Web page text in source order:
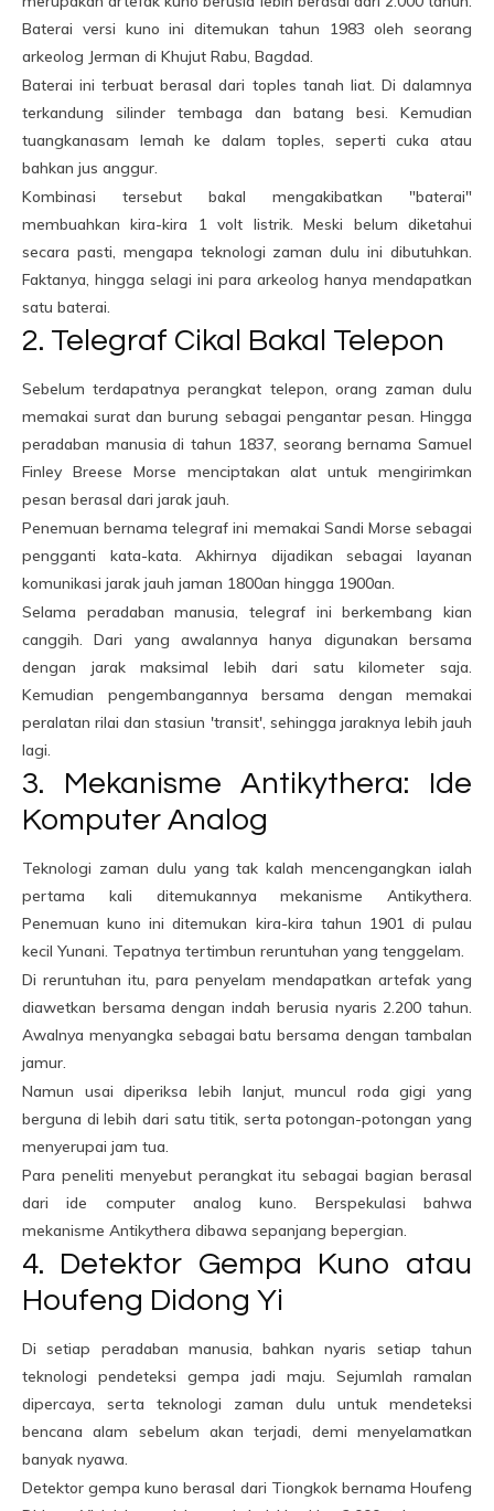
Baterai versi kuno ini ditemukan tahun 1983 oleh seorang
arkeolog Jerman di Khujut Rabu, Bagdad.
Baterai ini terbuat berasal dari toples tanah liat. Di dalamnya
terkandung silinder tembaga dan batang besi. Kemudian
tuangkanasam lemah ke dalam toples, seperti cuka atau
bahkan jus anggur.
Kombinasi tersebut bakal mengakibatkan "baterai"
membuahkan kira-kira 1 volt listrik. Meski belum diketahui
secara pasti, mengapa teknologi zaman dulu ini dibutuhkan.
Faktanya, hingga selagi ini para arkeolog hanya mendapatkan
satu baterai.
2. Telegraf Cikal Bakal Telepon
Sebelum terdapatnya perangkat telepon, orang zaman dulu
memakai surat dan burung sebagai pengantar pesan. Hingga
peradaban manusia di tahun 1837, seorang bernama Samuel
Finley Breese Morse menciptakan alat untuk mengirimkan
pesan berasal dari jarak jauh.
Penemuan bernama telegraf ini memakai Sandi Morse sebagai
pengganti kata-kata. Akhirnya dijadikan sebagai layanan
komunikasi jarak jauh jaman 1800an hingga 1900an.
Selama peradaban manusia, telegraf ini berkembang kian
canggih. Dari yang awalannya hanya digunakan bersama
dengan jarak maksimal lebih dari satu kilometer saja.
Kemudian pengembangannya bersama dengan memakai
peralatan rilai dan stasiun 'transit', sehingga jaraknya lebih jauh
lagi.
3. Mekanisme Antikythera: Ide
Komputer Analog
Teknologi zaman dulu yang tak kalah mencengangkan ialah
pertama kali ditemukannya mekanisme Antikythera.
Penemuan kuno ini ditemukan kira-kira tahun 1901 di pulau
kecil Yunani. Tepatnya tertimbun reruntuhan yang tenggelam.
Di reruntuhan itu, para penyelam mendapatkan artefak yang
diawetkan bersama dengan indah berusia nyaris 2.200 tahun.
Awalnya menyangka sebagai batu bersama dengan tambalan
jamur.
Namun usai diperiksa lebih lanjut, muncul roda gigi yang
berguna di lebih dari satu titik, serta potongan-potongan yang
menyerupai jam tua.
Para peneliti menyebut perangkat itu sebagai bagian berasal
dari ide computer analog kuno. Berspekulasi bahwa
mekanisme Antikythera dibawa sepanjang bepergian.
4. Detektor Gempa Kuno atau
Houfeng Didong Yi
Di setiap peradaban manusia, bahkan nyaris setiap tahun
teknologi pendeteksi gempa jadi maju. Sejumlah ramalan
dipercaya, serta teknologi zaman dulu untuk mendeteksi
bencana alam sebelum akan terjadi, demi menyelamatkan
banyak nyawa.
Detektor gempa kuno berasal dari Tiongkok bernama Houfeng